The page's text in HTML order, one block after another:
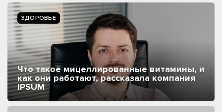
ЗДОРОВЬЕ
Что такое мицеллированные витамины, и
как они работают, рассказала компания
IPSUM